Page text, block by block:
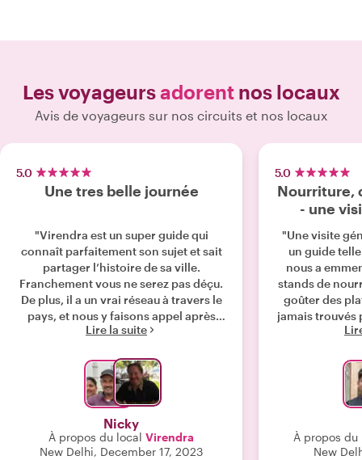
Les voyageursadorentnos locaux
Avis de voyageurs sur nos circuits et nos locaux
5.0
Une tres belle journée
"Virendra est un super guide qui
connaît parfaitement son sujet et sait
partager l’histoire de sa ville.
Franchement vous ne serez pas déçu.
De plus, il a un vrai réseau à travers le
pays, et nous y faisons appel après
Delhi. "
Lire la suite
Nicky
À propos du local Virendra
New Delhi, December 17, 2023
5.0
Nourriture,
- une
"Une visite
un guide
nous a
stands de
goûter des
jamais trouvés
avons
qui
À propos du
New